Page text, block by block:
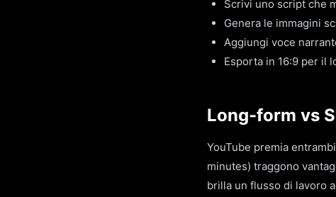
Scrivi uno script che
Genera le immagini
Aggiungi voce
Esporta in 16:9 per il
Long-form vs
YouTube premia
minutes) traggono
brilla un flusso di lavoro